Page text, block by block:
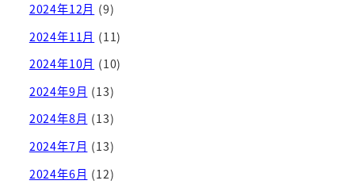
2024年12月 (9)
2024年11月 (11)
2024年10月 (10)
2024年9月 (13)
2024年8月 (13)
2024年7月 (13)
2024年6月 (12)